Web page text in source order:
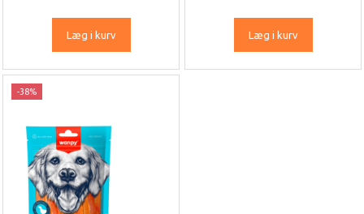
Læg i kurv Læg i kurv
-38%